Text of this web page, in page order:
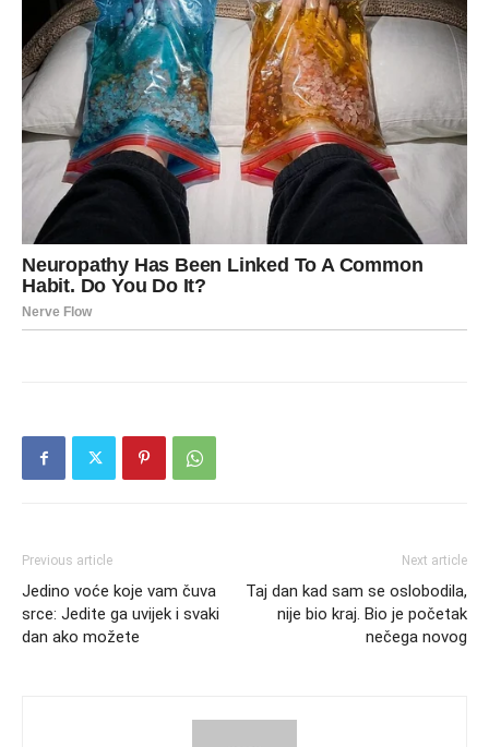
Previous article
Jedino voće koje vam čuva
srce: Jedite ga uvijek i svaki
dan ako možete
Next article
Taj dan kad sam se oslobodila,
nije bio kraj. Bio je početak
nečega novog